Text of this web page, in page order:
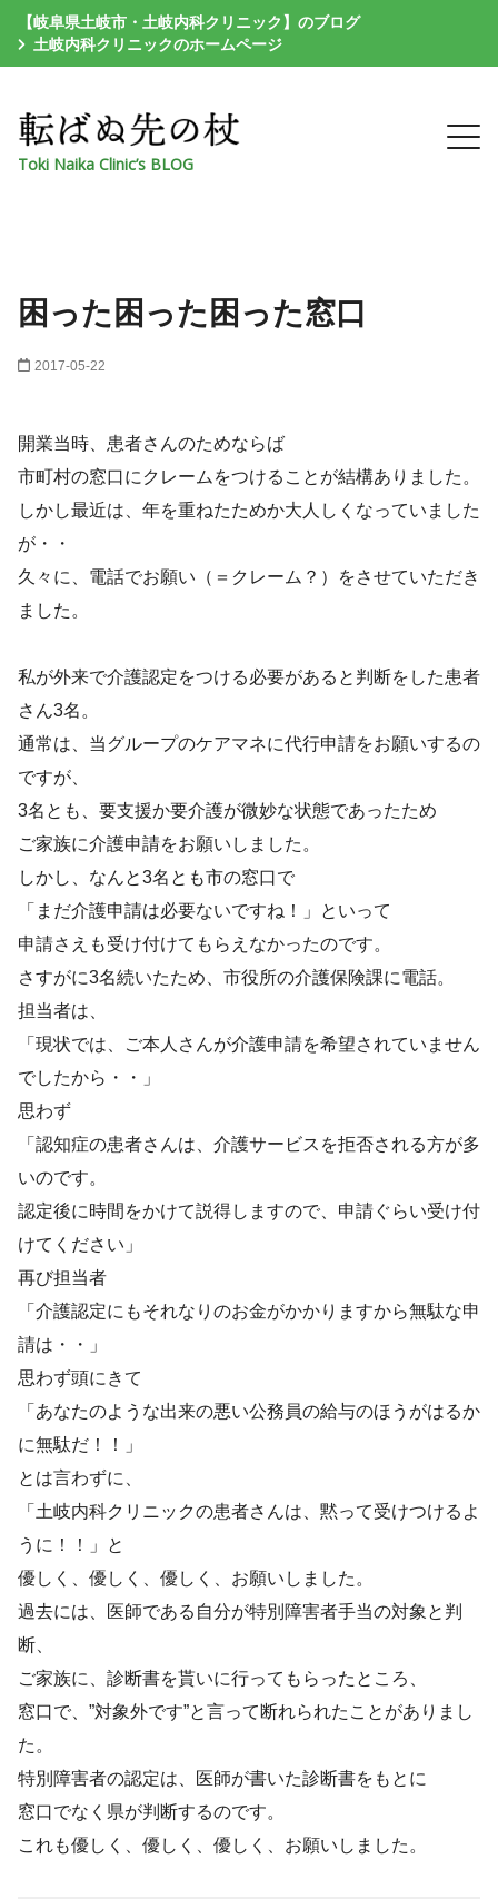
【岐阜県土岐市・土岐内科クリニック】のブログ
土岐内科クリニックのホームページ
Toki Naika Clinic’s BLOG
困った困った困った窓口
2017-05-22
開業当時、患者さんのためならば
市町村の窓口にクレームをつけることが結構ありました。
しかし最近は、年を重ねたためか大人しくなっていました
が・・
久々に、電話でお願い（＝クレーム？）をさせていただき
ました。
私が外来で介護認定をつける必要があると判断をした患者
さん3名。
通常は、当グループのケアマネに代行申請をお願いするの
ですが、
3名とも、要支援か要介護が微妙な状態であったため
ご家族に介護申請をお願いしました。
しかし、なんと3名とも市の窓口で
「まだ介護申請は必要ないですね！」といって
申請さえも受け付けてもらえなかったのです。
さすがに3名続いたため、市役所の介護保険課に電話。
担当者は、
「現状では、ご本人さんが介護申請を希望されていません
でしたから・・」
思わず
「認知症の患者さんは、介護サービスを拒否される方が多
いのです。
認定後に時間をかけて説得しますので、申請ぐらい受け付
けてください」
再び担当者
「介護認定にもそれなりのお金がかかりますから無駄な申
請は・・」
思わず頭にきて
「あなたのような出来の悪い公務員の給与のほうがはるか
に無駄だ！！」
とは言わずに、
「土岐内科クリニックの患者さんは、黙って受けつけるよ
うに！！」と
優しく、優しく、優しく、お願いしました。
過去には、医師である自分が特別障害者手当の対象と判
断、
ご家族に、診断書を貰いに行ってもらったところ、
窓口で、”対象外です”と言って断れられたことがありまし
た。
特別障害者の認定は、医師が書いた診断書をもとに
窓口でなく県が判断するのです。
これも優しく、優しく、優しく、お願いしました。